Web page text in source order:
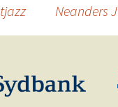
Neanders